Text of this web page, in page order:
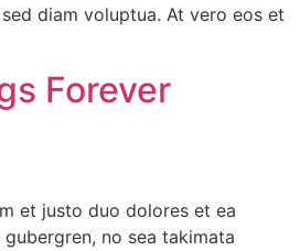
diam voluptua. At vero eos et
Forever
et justo duo dolores et ea
no sea takimata